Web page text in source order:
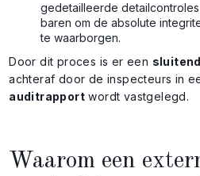
gedetailleerde
baren om de absolute
te waarborgen.
Door dit proces is er een
achteraf door de inspecteurs in
auditrapport wordt vastgelegd.
Waarom een